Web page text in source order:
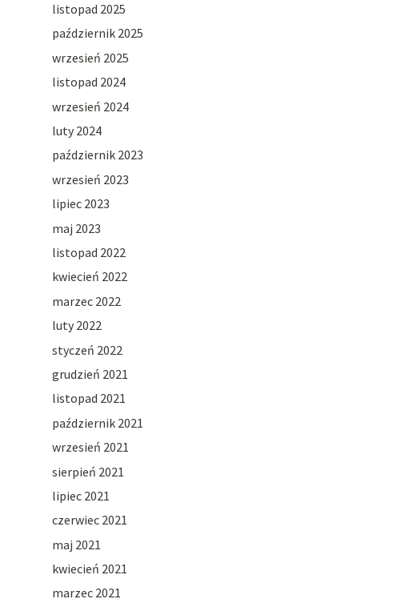
listopad 2025
październik 2025
wrzesień 2025
listopad 2024
wrzesień 2024
luty 2024
październik 2023
wrzesień 2023
lipiec 2023
maj 2023
listopad 2022
kwiecień 2022
marzec 2022
luty 2022
styczeń 2022
grudzień 2021
listopad 2021
październik 2021
wrzesień 2021
sierpień 2021
lipiec 2021
czerwiec 2021
maj 2021
kwiecień 2021
marzec 2021